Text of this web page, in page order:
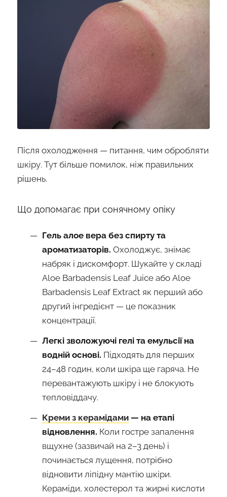
Після охолодження — питання, чим обробляти
шкіру. Тут більше помилок, ніж правильних
рішень.
Що допомагає при сонячному опіку
Гель алое вера без спирту та
ароматизаторів. Охолоджує, знімає
набряк і дискомфорт. Шукайте у складі
Aloe Barbadensis Leaf Juice або Aloe
Barbadensis Leaf Extract як перший або
другий інгредієнт — це показник
концентрації.
Легкі зволожуючі гелі та емульсії на
водній основі. Підходять для перших
24–48 годин, коли шкіра ще гаряча. Не
перевантажують шкіру і не блокують
тепловіддачу.
Креми з керамідами — на етапі
відновлення. Коли гостре запалення
вщухне (зазвичай на 2–3 день) і
починається лущення, потрібно
відновити ліпідну мантію шкіри.
Кераміди, холестерол та жирні кислоти